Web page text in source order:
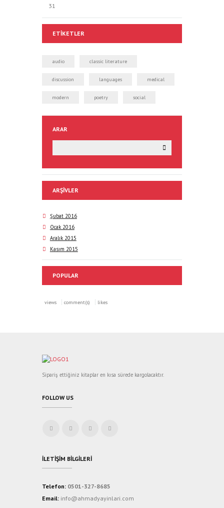
31
ETIKETLER
audio classic literature
discussion languages medical
modern poetry social
ARAR
ARŞIVLER
Şubat 2016
Ocak 2016
Aralık 2015
Kasım 2015
POPULAR
views comment(s) likes
Sipariş ettiğiniz kitaplar en kısa sürede kargolacaktır.
FOLLOW US
İLETIŞIM BILGILERI
Telefon: 0501-327-8685
Email: info@ahmadyayinlari.com